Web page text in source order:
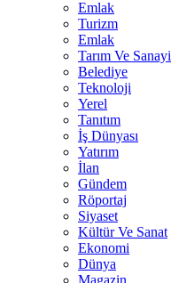
Emlak
Turizm
Emlak
Tarım Ve Sanayi
Belediye
Teknoloji
Yerel
Tanıtım
İş Dünyası
Yatırım
İlan
Gündem
Röportaj
Siyaset
Kültür Ve Sanat
Ekonomi
Dünya
Magazin